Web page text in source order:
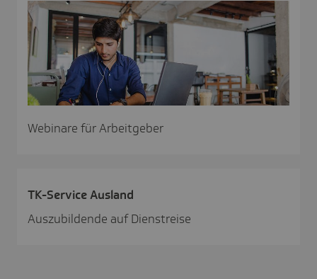
Webinare für Arbeitgeber
TK-Service Ausland
Auszubildende auf Dienstreise